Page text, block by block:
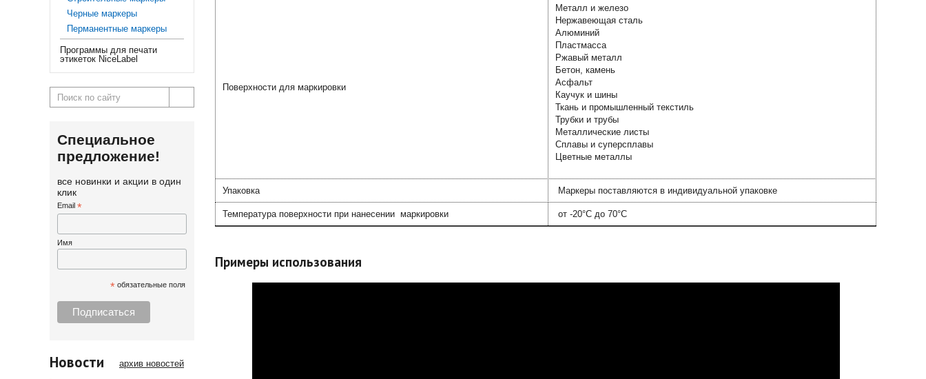
Черные маркеры
Перманентные маркеры
Программы для печати
этикеток NiceLabel
Специальное
предложение!
все новинки и акции в один
клик
Email *
Имя
* обязательные поля
Новости архив новостей
Поверхности для маркировки
Металл и железо
Нержавеющая сталь
Алюминий
Пластмасса
Ржавый металл
Бетон, камень
Асфальт
Каучук и шины
Ткань и промышленный текстиль
Трубки и трубы
Металлические листы
Сплавы и суперсплавы
Цветные металлы
Упаковка Маркеры поставляются в индивидуальной упаковке
Температура поверхности при нанесении маркировки от -20°C до 70°C
Примеры использования